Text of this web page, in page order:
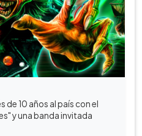
de 10 años al país con el
y una banda invitada